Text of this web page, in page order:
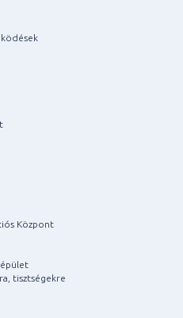
Központ
épület
tisztségekre